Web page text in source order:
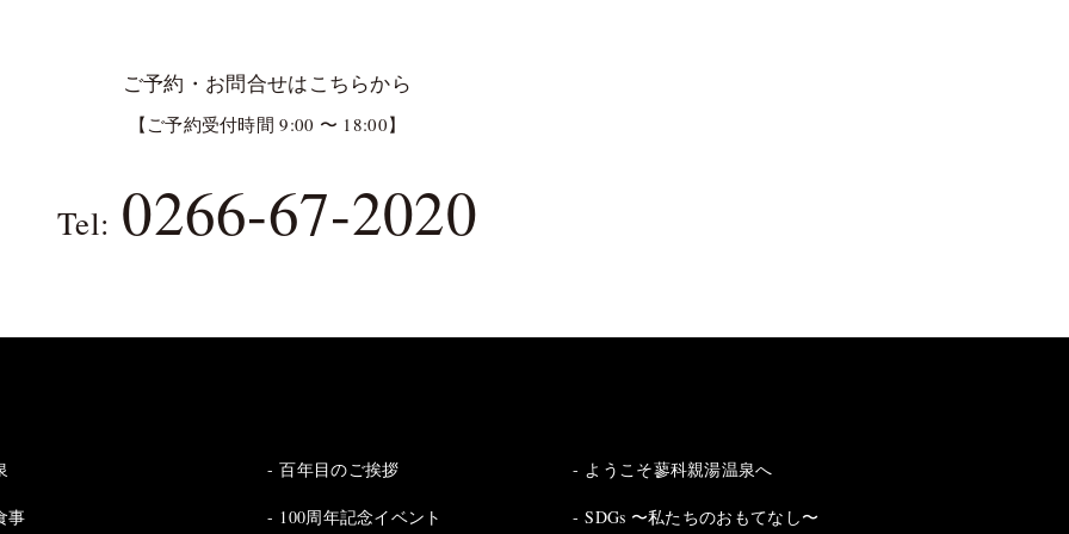
ご予約・お問合せはこちらから
【ご予約受付時間 9:00 〜 18:00】
Tel: 0266-67-2020
事
百年目のご挨拶
100周年記念イベント
ようこそ蓼科親湯温泉へ
SDGs 〜私たちのおもてなし〜